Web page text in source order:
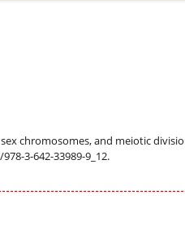
chromosomes, and meiotic
3-642-33989-9_12.